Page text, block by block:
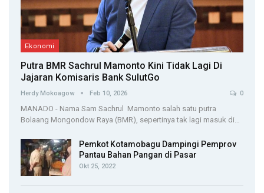
Ekonomi
Putra BMR Sachrul Mamonto Kini Tidak Lagi Di
Jajaran Komisaris Bank SulutGo
Herdy Mokoagow Feb 10, 2026 0
MANADO - Nama Sam Sachrul Mamonto salah satu putra
Bolaang Mongondow Raya (BMR), sepertinya tak lagi masuk di…
Pemkot Kotamobagu Dampingi Pemprov
Pantau Bahan Pangan di Pasar
Okt 25, 2022